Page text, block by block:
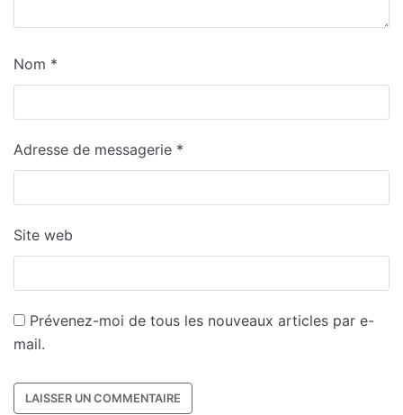
Nom *
Adresse de messagerie *
Site web
Prévenez-moi de tous les nouveaux articles par e-
mail.